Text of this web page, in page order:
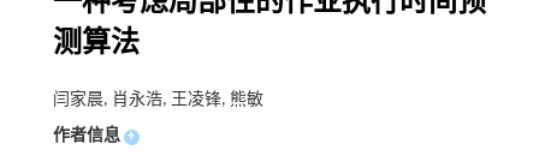
测算法
闫家晨, 肖永浩, 王凌锋, 熊敏
作者信息 +